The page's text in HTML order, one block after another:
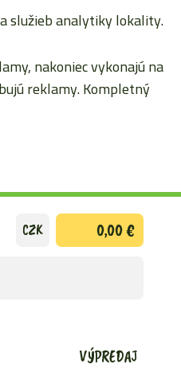
VÝPREDAJ
CZK 0,00 €
služieb analytiky lokality.
nakoniec vykonajú na
reklamy. Kompletný